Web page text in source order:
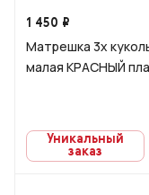
1 450 ₽
Матрешка 3х
малая КРАСНЫЙ
Уникальный
заказ